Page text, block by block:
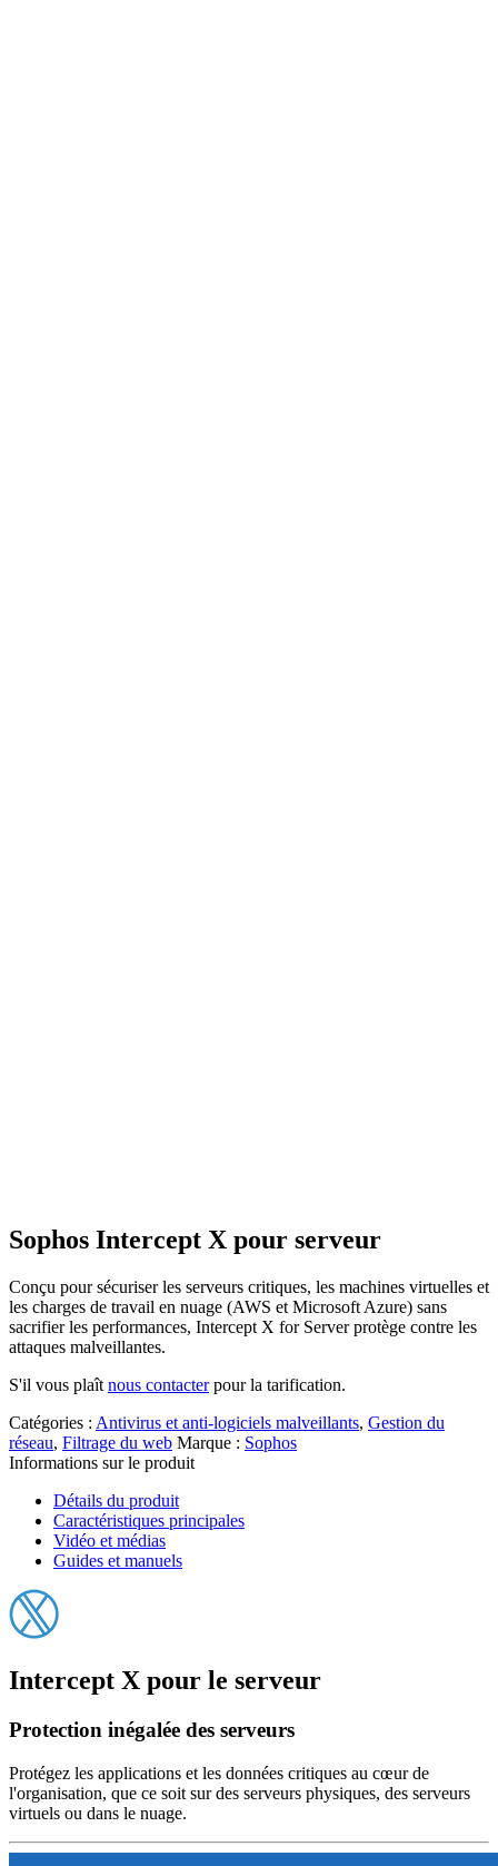
Sophos Intercept X pour serveur
Conçu pour sécuriser les serveurs critiques, les machines virtuelles et
les charges de travail en nuage (AWS et Microsoft Azure) sans
sacrifier les performances, Intercept X for Server protège contre les
attaques malveillantes.
S'il vous plaît nous contacterpour la tarification.
Catégories : Antivirus et anti-logiciels malveillants, Gestion du
réseau, Filtrage du web Marque : Sophos
Informations sur le produit
Détails du produit
Caractéristiques principales
Vidéo et médias
Guides et manuels
Intercept X pour le serveur
Protection inégalée des serveurs
Protégez les applications et les données critiques au cœur de
l'organisation, que ce soit sur des serveurs physiques, des serveurs
virtuels ou dans le nuage.